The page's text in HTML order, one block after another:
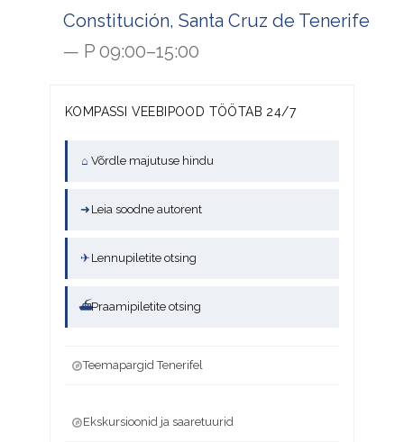
Constitución, Santa Cruz de Tenerife
— P 09:00–15:00
KOMPASSI VEEBIPOOD TÖÖTAB 24/7
⌂ Võrdle majutuse hindu
➜ Leia soodne autorent
✈ Lennupiletite otsing
⛴Praamipiletite otsing
Teemapargid Tenerifel
Ekskursioonid ja saaretuurid